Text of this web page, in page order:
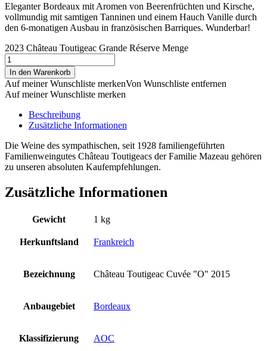
Eleganter Bordeaux mit Aromen von Beerenfrüchten und Kirsche,
vollmundig mit samtigen Tanninen und einem Hauch Vanille durch
den 6-monatigen Ausbau in französischen Barriques. Wunderbar!
2023 Château Toutigeac Grande Réserve Menge
In den Warenkorb
Auf meiner Wunschliste merkenVon Wunschliste entfernen
Auf meiner Wunschliste merken
Beschreibung
Zusätzliche Informationen
Die Weine des sympathischen, seit 1928 familiengeführten
Familienweingutes Château Toutigeacs der Familie Mazeau gehören
zu unseren absoluten Kaufempfehlungen.
Zusätzliche Informationen
Gewicht 1 kg
Herkunftsland Frankreich
Bezeichnung Château Toutigeac Cuvée "O" 2015
Anbaugebiet Bordeaux
Klassifizierung AOC